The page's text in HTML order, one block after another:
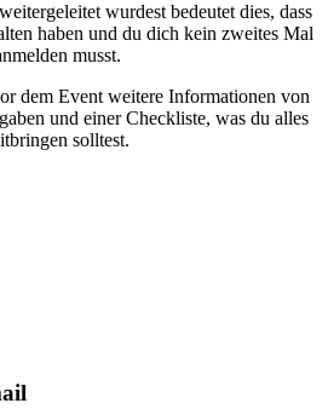
wurdest bedeutet dies, dass
haben und du dich kein zweites Mal
musst.
dem Event weitere Informationen von
und einer Checkliste, was du alles
solltest.